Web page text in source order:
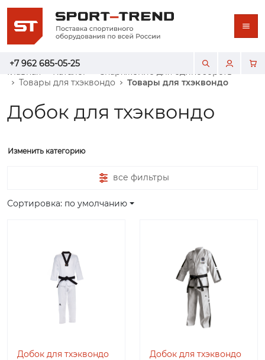
+7 962 685-05-25
Главная Каталог
Снаряжение для единоборств
Товары для тхэквондо
Товары для тхэквондо
Добок для тхэквондо
Изменить категорию
все фильтры
Сортировка: по умолчанию
Добок для тхэквондо
Добок для тхэквондо